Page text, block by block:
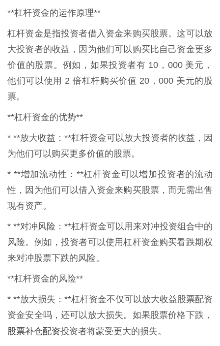
**杠杆资金的运作原理**
杠杆资金是指投资者借入资金来购买股票。这可以放
大投资者的收益，因为他们可以购买比自己资金更多
价值的股票。例如，如果投资者有 10，000 美元，
他们可以使用 2 倍杠杆购买价值 20，000 美元的股
票。
**杠杆资金的优势**
* **放大收益：**杠杆资金可以放大投资者的收益，因
为他们可以购买更多价值的股票。
* **增加流动性：**杠杆资金可以增加投资者的流动
性，因为他们可以借入资金来购买股票，而无需出售
现有资产。
* **对冲风险：**杠杆资金可以用来对冲投资组合中的
风险。例如，投资者可以使用杠杆资金购买看跌期权
来对冲股票下跌的风险。
**杠杆资金的风险**
* **放大损失：**杠杆资金不仅可以放大收益股票配资
资金安全吗，还可以放大损失。如果股票价格下跌，
股票补仓配资投资者将蒙受更大的损失。